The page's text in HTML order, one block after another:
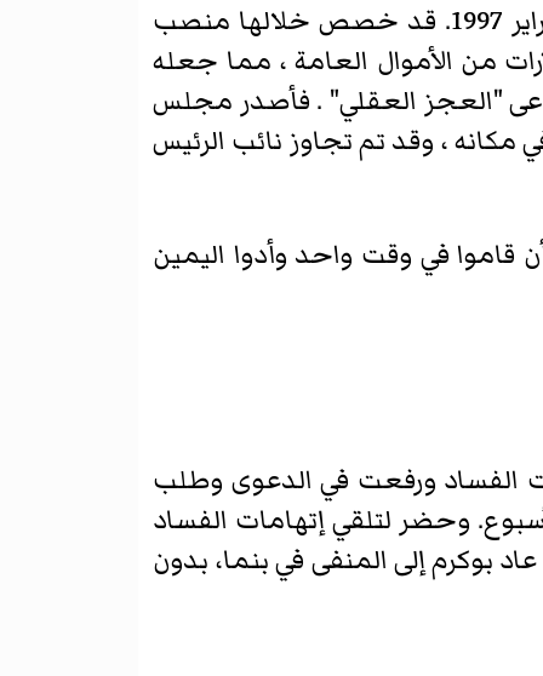
الرئيس عبد الله بوكرم قضى فترة رئاسية من آب / أغسطس 10 ، 1996 إلى 6 شباط / فبراير 1997. قد خصص خلالها منصب
من الأموال العامة ، مما جعله
"العجز العقلي" . فأصدر مجلس
مكانه ، وقد تم تجاوز نائب الرئيس
في وقت واحد وأدوا اليمين
2005 ، بعد زيادة وتيرة إتهامات الفساد ورفعت في الدعوى وطلب
وحضر لتلقي إتهامات الفساد
بوكرم إلى المنفى في بنما، بدون